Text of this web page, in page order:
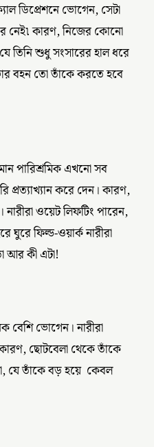
ডিপ্রেশনে ভোগেন, সেটা
নেই৷ কারণ, নিজের কোনো
তিনি শুধু সংসারের হাল ধরে
বহন তো তাঁকে করতে হবে
পারিশ্রমিক এখনো সব
প্রত্যাখ্যান করে দেন। কারণ,
ওয়েট লিফটিং পারেন,
ফিল্ড-ওয়ার্ক নারীরা
আর কী এটা!
বেশি ভোগেন। নারীরা
ছোটবেলা থেকে তাঁকে
যে তাঁকে বড় হয়ে কেবল